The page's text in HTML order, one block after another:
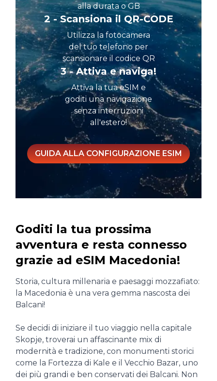
alla durata o GB
2 - Scansiona il QR-CODE
Utilizza la fotocamera
del tuo telefono per
scansionare il codice QR
3 - Attiva e naviga!
Attiva la tua eSIM e
goditi una navigazione
senza interruzioni
all'estero!
GUIDA ALLA CONFIGURAZIONE ESIM
Goditi la tua prossima
avventura e resta connesso
grazie ad eSIM Macedonia!
Storia, cultura millenaria e paesaggi mozzafiato:
la Macedonia è una vera gemma nascosta dei
Balcani!
Se decidi di iniziare il tuo viaggio nella capitale
Skopje, troverai un affascinante mix di
modernità e tradizione, con monumenti storici
come la Fortezza di Kale e il Vecchio Bazar, uno
dei più grandi e ben conservati dei Balcani. Non